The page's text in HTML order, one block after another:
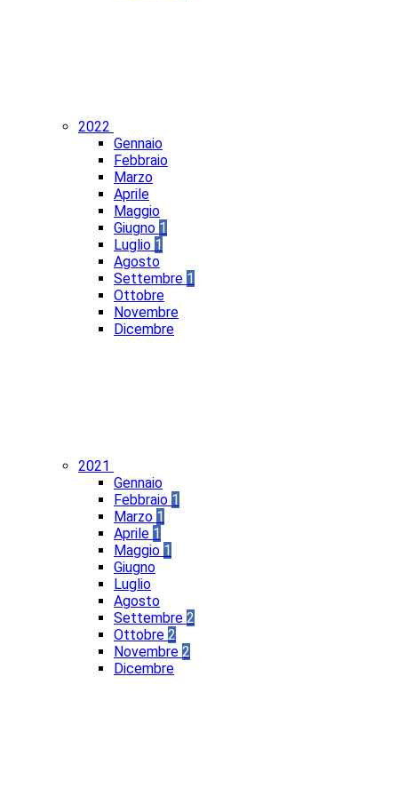
2022
Gennaio
Febbraio
Marzo
Aprile
Maggio
Giugno 1
Luglio 1
Agosto
Settembre 1
Ottobre
Novembre
Dicembre
2021
Gennaio
Febbraio 1
Marzo 1
Aprile 1
Maggio 1
Giugno
Luglio
Agosto
Settembre 2
Ottobre 2
Novembre 2
Dicembre